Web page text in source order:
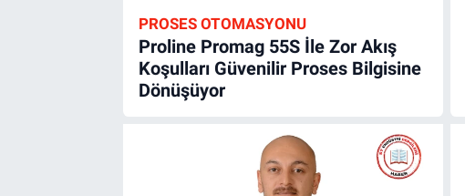
PROSES OTOMASYONU
Proline Promag 55S İle Zor Akış
Koşulları Güvenilir Proses Bilgisine
Dönüşüyor